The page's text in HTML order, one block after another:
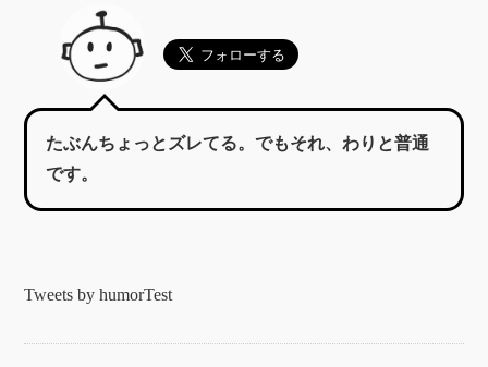
たぶんちょっとズレてる。でもそれ、わりと普通
です。
Tweets by humorTest